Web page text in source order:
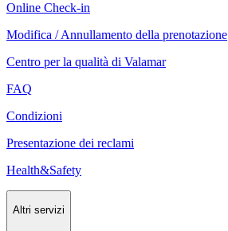
Online Check-in
Modifica / Annullamento della prenotazione
Centro per la qualità di Valamar
FAQ
Condizioni
Presentazione dei reclami
Health&Safety
Altri servizi